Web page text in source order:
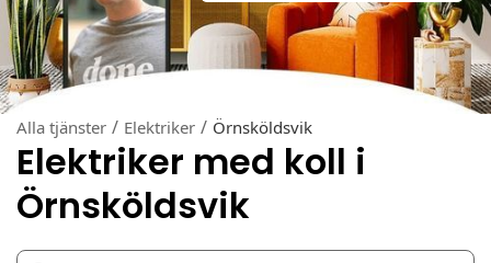
Alla tjänster / Elektriker / Örnsköldsvik
Elektriker med koll i
Örnsköldsvik